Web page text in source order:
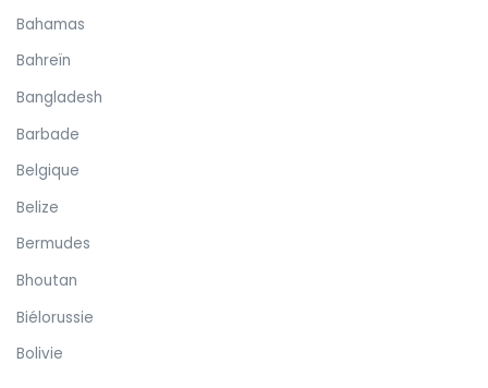
Bahamas
Bahreïn
Bangladesh
Barbade
Belgique
Belize
Bermudes
Bhoutan
Biélorussie
Bolivie